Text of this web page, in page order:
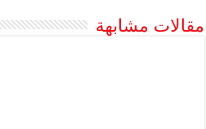
مقالات مشابهة